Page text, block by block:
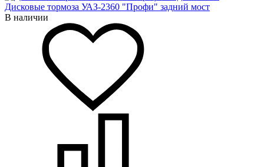
Дисковые тормоза УАЗ-2360 "Профи" задний мост
В наличии